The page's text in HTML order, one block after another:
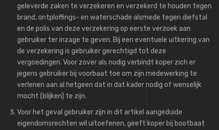
geleverde zaken te verzekeren en verzekerd te houden tegen
brand, ontploffings- en waterschade alsmede tegen diefstal
en de polis van deze verzekering op eerste verzoek aan
gebruiker ter inzage te geven. Bij een eventuele uitkering van
de verzekering is gebruiker gerechtigd tot deze
vergoedingen. Voor zover als nodig verbindt koper zich er
jegens gebruiker bij voorbaat toe om zijn medewerking te
verlenen aan al hetgeen dat in dat kader nodig of wenselijk
mocht (blijken) te zijn.
Voor het geval gebruiker zijn in dit artikel aangeduide
eigendomsrechten wil uitoefenen, geeft koper bij bootbaat